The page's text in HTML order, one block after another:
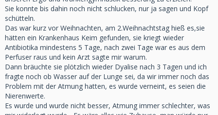
Sie konnte bis dahin noch nicht schlucken, nur ja sagen und Kopf
schütteln.
Das war kurz vor Weihnachten, am 2.Weihnachtstag hieß es,sie
hätten ein Krankenhaus Keim gefunden, sie kriegt wieder
Antibiotika mindestens 5 Tage, nach zwei Tage war es aus dem
Perfuser raus und kein Arzt sagte mir warum.
Dann bräuchte sie plötzlich wieder Dyalise nach 3 Tagen und ich
fragte noch ob Wasser auf der Lunge sei, da wir immer noch das
Problem mit der Atmung hatten, es wurde verneint, es seien die
Nierenwerte.
Es wurde und wurde nicht besser, Atmung immer schlechter, was